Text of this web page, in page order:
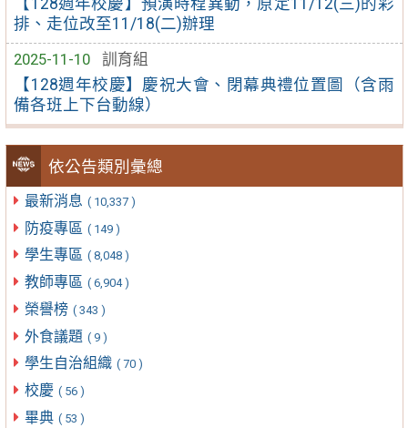
排、走位改至11/18(二)辦理
2025-11-10
訓育組
【128週年校慶】慶祝大會、閉幕典禮位置圖（含雨
備各班上下台動線）
依公告類別彙總
最新消息 ( 10,337 )
防疫專區 ( 149 )
學生專區 ( 8,048 )
教師專區 ( 6,904 )
榮譽榜 ( 343 )
外食議題 ( 9 )
學生自治組織 ( 70 )
校慶 ( 56 )
畢典 ( 53 )